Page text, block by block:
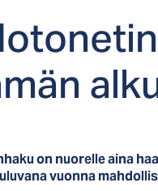
on nuorelle aina
vuonna